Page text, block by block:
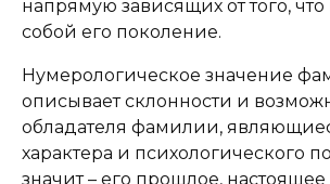
напрямую зависящих от того, что
собой его поколение.
Нумерологическое значение
описывает склонности и
обладателя фамилии,
характера и психологического
значит – его прошлое,